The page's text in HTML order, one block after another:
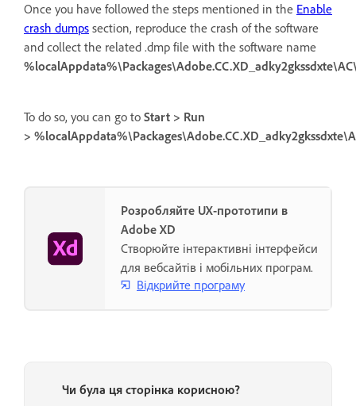
Once you have followed the steps mentioned in the Enable
crash dumps section, reproduce the crash of the software
and collect the related .dmp file with the software name
To do so, you can go to Start > Run
>
Розробляйте UX-прототипи в
Adobe XD
Створюйте інтерактивні інтерфейси
для вебсайтів і мобільних програм.
Відкрийте програму
Чи була ця сторінка корисною?